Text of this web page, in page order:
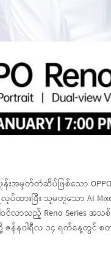
အမှတ်တံဆိပ်ဖြစ်သော
ပ်ထားပြီး သူမတူသော AI
ဝင်လာသည့် Reno Series အသ
ဇန်နဝါရီလ ၁၄ ရက်နေ့တွင်